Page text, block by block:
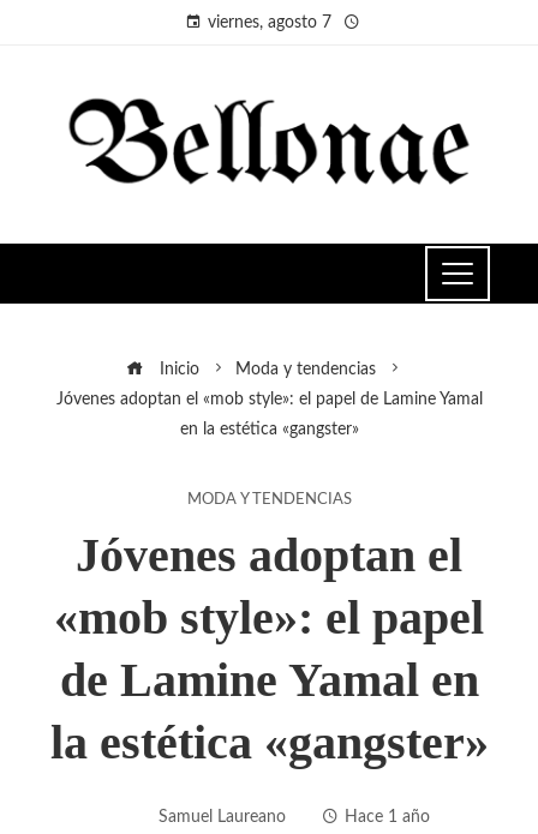
viernes, agosto 7
Inicio
Moda y tendencias
Jóvenes adoptan el «mob style»: el papel de Lamine Yamal
en la estética «gangster»
MODA Y TENDENCIAS
Jóvenes adoptan el
«mob style»: el papel
de Lamine Yamal en
la estética «gangster»
Samuel Laureano Hace 1 año